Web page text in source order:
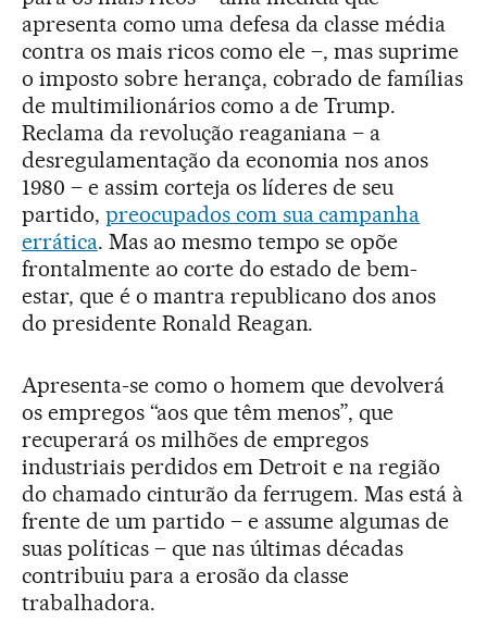
apresenta como uma defesa da classe média
contra os mais ricos como ele –, mas suprime
o imposto sobre herança, cobrado de famílias
de multimilionários como a de Trump.
Reclama da revolução reaganiana – a
desregulamentação da economia nos anos
1980 – e assim corteja os líderes de seu
partido, preocupados com sua campanha
errática. Mas ao mesmo tempo se opõe
frontalmente ao corte do estado de bem-
estar, que é o mantra republicano dos anos
do presidente Ronald Reagan.
Apresenta-se como o homem que devolverá
os empregos “aos que têm menos”, que
recuperará os milhões de empregos
industriais perdidos em Detroit e na região
do chamado cinturão da ferrugem. Mas está à
frente de um partido – e assume algumas de
suas políticas – que nas últimas décadas
contribuiu para a erosão da classe
trabalhadora.